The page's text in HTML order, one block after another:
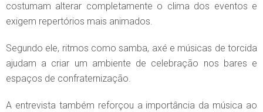
costumam alterar completamente o clima dos eventos e
exigem repertórios mais animados.
Segundo ele, ritmos como samba, axé e músicas de torcida
ajudam a criar um ambiente de celebração nos bares e
espaços de confraternização.
A entrevista também reforçou a importância da música ao